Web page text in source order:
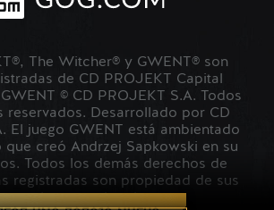
The Witcher® y GWENT® son
de CD PROJEKT Capital
© CD PROJEKT S.A. Todos
reservados. Desarrollado por CD
El juego GWENT está ambientado
que creó Andrzej Sapkowski en su
Todos los demás derechos de
registradas son propiedad de sus
propietarios.